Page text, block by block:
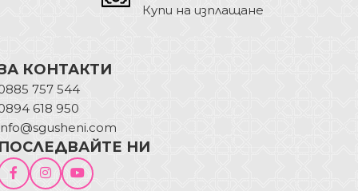
Купи на изплащане
КОНТАКТИ
757 544
618 950
ПОСЛЕДВАЙТЕ НИ